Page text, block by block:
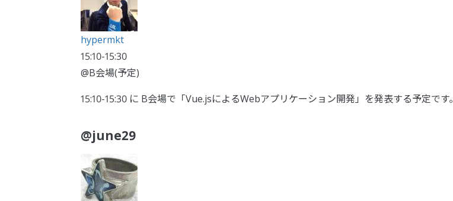
hypermkt
15:10-15:30
@B会場(予定)
15:10-15:30 に B会場で「Vue.jsによるWebアプリケーション開発」を発表する予定です。
@june29